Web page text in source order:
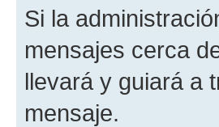
Si la
mensajes cerca
llevará y guiará a
mensaje.